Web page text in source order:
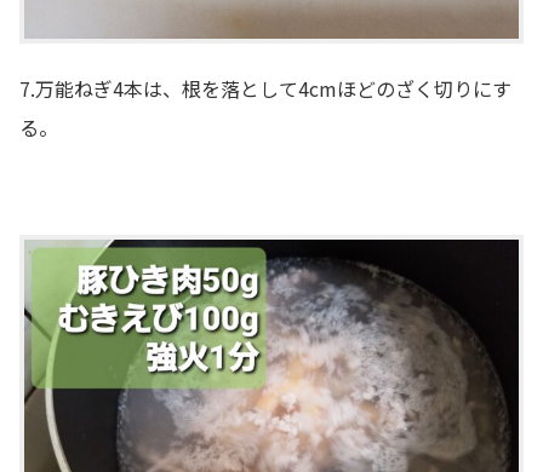
7.万能ねぎ4本は、根を落として4cmほどのざく切りにす
る。